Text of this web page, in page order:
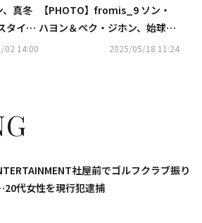
真冬
タイリ
02 14:00
【PHOTO】fromis_9 ソン・
ハヨン＆ペク・ジホン、始球・
始打式に登場…キュートな笑顔
2025/05/18 11:24
社屋前でゴルフクラブ振り
代女性を現行犯逮捕